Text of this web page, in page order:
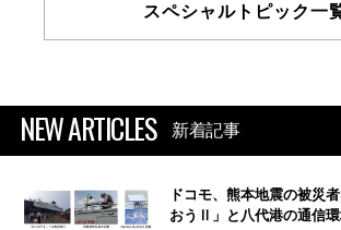
スペシャルトピック一
NEW ARTICLES 新着記事
ドコモ、熊本地震の被災
おうⅡ」と八代港の通信